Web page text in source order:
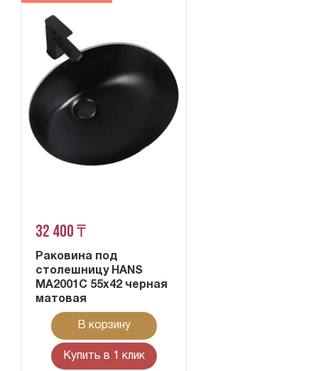
32 400 ₸
Раковина под
столешницу HANS
MA2001C 55x42 черная
матовая
В корзину
Купить в 1 клик